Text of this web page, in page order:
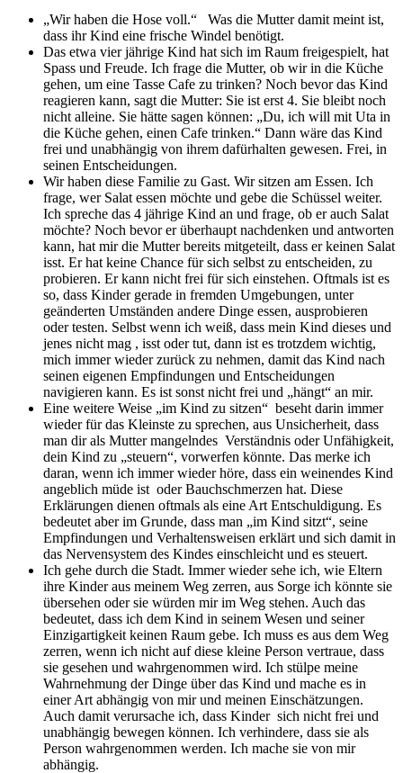
„Wir haben die Hose voll.“ Was die Mutter damit meint ist,
dass ihr Kind eine frische Windel benötigt.
Das etwa vier jährige Kind hat sich im Raum freigespielt, hat
Spass und Freude. Ich frage die Mutter, ob wir in die Küche
gehen, um eine Tasse Cafe zu trinken? Noch bevor das Kind
reagieren kann, sagt die Mutter: Sie ist erst 4. Sie bleibt noch
nicht alleine. Sie hätte sagen können: „Du, ich will mit Uta in
die Küche gehen, einen Cafe trinken.“ Dann wäre das Kind
frei und unabhängig von ihrem dafürhalten gewesen. Frei, in
seinen Entscheidungen.
Wir haben diese Familie zu Gast. Wir sitzen am Essen. Ich
frage, wer Salat essen möchte und gebe die Schüssel weiter.
Ich spreche das 4 jährige Kind an und frage, ob er auch Salat
möchte? Noch bevor er überhaupt nachdenken und antworten
kann, hat mir die Mutter bereits mitgeteilt, dass er keinen Salat
isst. Er hat keine Chance für sich selbst zu entscheiden, zu
probieren. Er kann nicht frei für sich einstehen. Oftmals ist es
so, dass Kinder gerade in fremden Umgebungen, unter
geänderten Umständen andere Dinge essen, ausprobieren
oder testen. Selbst wenn ich weiß, dass mein Kind dieses und
jenes nicht mag , isst oder tut, dann ist es trotzdem wichtig,
mich immer wieder zurück zu nehmen, damit das Kind nach
seinen eigenen Empfindungen und Entscheidungen
navigieren kann. Es ist sonst nicht frei und „hängt“ an mir.
Eine weitere Weise „im Kind zu sitzen“ beseht darin immer
wieder für das Kleinste zu sprechen, aus Unsicherheit, dass
man dir als Mutter mangelndes Verständnis oder Unfähigkeit,
dein Kind zu „steuern“, vorwerfen könnte. Das merke ich
daran, wenn ich immer wieder höre, dass ein weinendes Kind
angeblich müde ist oder Bauchschmerzen hat. Diese
Erklärungen dienen oftmals als eine Art Entschuldigung. Es
bedeutet aber im Grunde, dass man „im Kind sitzt“, seine
Empfindungen und Verhaltensweisen erklärt und sich damit in
das Nervensystem des Kindes einschleicht und es steuert.
Ich gehe durch die Stadt. Immer wieder sehe ich, wie Eltern
ihre Kinder aus meinem Weg zerren, aus Sorge ich könnte sie
übersehen oder sie würden mir im Weg stehen. Auch das
bedeutet, dass ich dem Kind in seinem Wesen und seiner
Einzigartigkeit keinen Raum gebe. Ich muss es aus dem Weg
zerren, wenn ich nicht auf diese kleine Person vertraue, dass
sie gesehen und wahrgenommen wird. Ich stülpe meine
Wahrnehmung der Dinge über das Kind und mache es in
einer Art abhängig von mir und meinen Einschätzungen.
Auch damit verursache ich, dass Kinder sich nicht frei und
unabhängig bewegen können. Ich verhindere, dass sie als
Person wahrgenommen werden. Ich mache sie von mir
abhängig.